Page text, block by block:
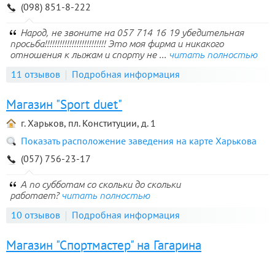
(098) 851-8-222
Народ, не звоните на 057 714 16 19 убедительная
просьба!!!!!!!!!!!!!!!!!!!!!!!!! Это моя фирма и никакого
отношения к лыжам и спорту не ... читать полностью
11 отзывов Подробная информация
Магазин "Sport duet"
г. Харьков, пл. Конституции, д. 1
Показать расположение заведения на карте Харькова
(057) 756-23-17
А по субботам со скольки до скольки
работает? читать полностью
10 отзывов Подробная информация
Магазин "Спортмастер" на Гагарина